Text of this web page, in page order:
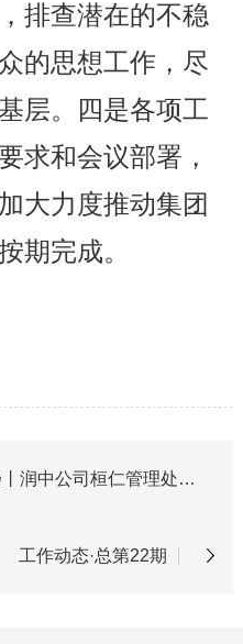
排查潜在的不稳
的思想工作，尽
层。四是各项工
求和会议部署，
大力度推动集团
期完成。
让党旗在一线高高飘扬丨润中公司桓仁管理处党支部：水过苏子河，人守章京桥
工作动态·总第22期